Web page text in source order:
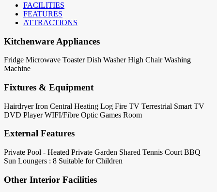
FACILITIES
FEATURES
ATTRACTIONS
Kitchenware Appliances
Fridge Microwave Toaster Dish Washer High Chair Washing
Machine
Fixtures & Equipment
Hairdryer Iron Central Heating Log Fire TV Terrestrial Smart TV
DVD Player WIFI/Fibre Optic Games Room
External Features
Private Pool - Heated Private Garden Shared Tennis Court BBQ
Sun Loungers : 8 Suitable for Children
Other Interior Facilities